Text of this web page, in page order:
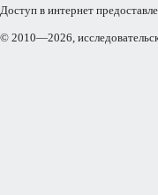
Доступ в интернет
© 2010—2026,